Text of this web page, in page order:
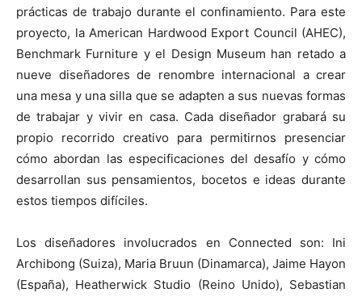
prácticas de trabajo durante el confinamiento. Para este
proyecto, la American Hardwood Export Council (AHEC),
Benchmark Furniture y el Design Museum han retado a
nueve diseñadores de renombre internacional a crear
una mesa y una silla que se adapten a sus nuevas formas
de trabajar y vivir en casa. Cada diseñador grabará su
propio recorrido creativo para permitirnos presenciar
cómo abordan las especificaciones del desafío y cómo
desarrollan sus pensamientos, bocetos e ideas durante
estos tiempos difíciles.
Los diseñadores involucrados en Connected son: Ini
Archibong (Suiza), Maria Bruun (Dinamarca), Jaime Hayon
(España), Heatherwick Studio (Reino Unido), Sebastian